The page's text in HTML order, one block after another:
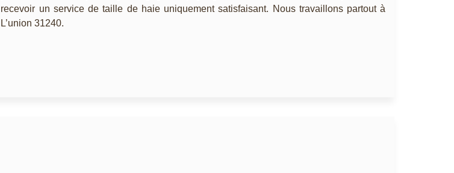
recevoir un service de taille de haie uniquement satisfaisant. Nous travaillons partout à
L’union 31240.